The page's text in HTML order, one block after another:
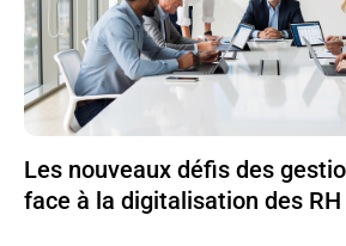
Les nouveaux défis des
face à la digitalisation des RH